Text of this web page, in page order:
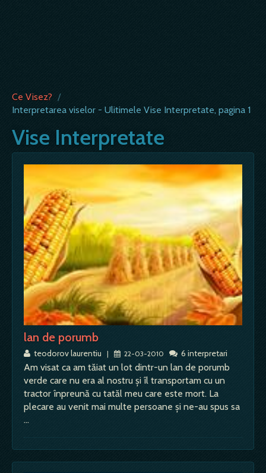
Ce Visez? /
Interpretarea viselor - Ulitimele Vise Interpretate, pagina 1
Vise Interpretate
lan de porumb
teodorov laurentiu | 22-03-2010 6 interpretari
Am visat ca am tăiat un lot dintr-un lan de porumb
verde care nu era al nostru şi îl transportam cu un
tractor înpreună cu tatăl meu care este mort. La
plecare au venit mai multe persoane şi ne-au spus sa
…